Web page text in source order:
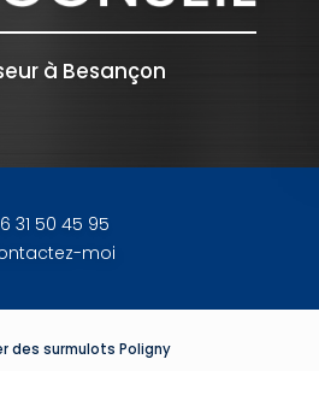
à Besançon
31 50 45 95
moi
des surmulots Poligny